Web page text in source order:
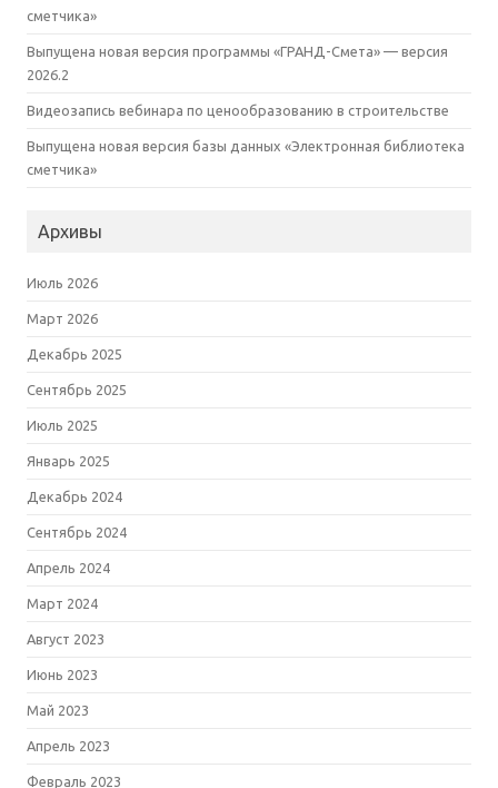
сметчика»
Выпущена новая версия программы «ГРАНД-Смета» — версия
2026.2
Видеозапись вебинара по ценообразованию в строительстве
Выпущена новая версия базы данных «Электронная библиотека
сметчика»
Архивы
Июль 2026
Март 2026
Декабрь 2025
Сентябрь 2025
Июль 2025
Январь 2025
Декабрь 2024
Сентябрь 2024
Апрель 2024
Март 2024
Август 2023
Июнь 2023
Май 2023
Апрель 2023
Февраль 2023